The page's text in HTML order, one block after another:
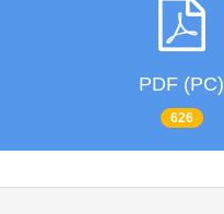
PDF (PC)
626